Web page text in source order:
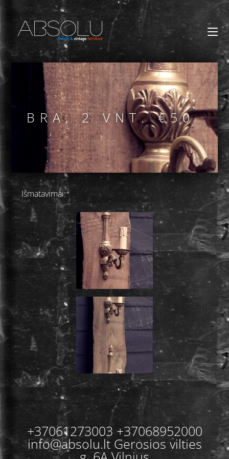
BRA, 2 VNT. €50
Išmatavimai:
+37061273003 +37068952000
info@absolu.lt Gerosios vilties